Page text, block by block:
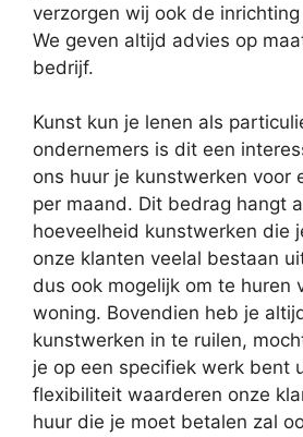
verzorgen wij ook de
We geven altijd advies op
bedrijf.
Kunst kun je lenen als
ondernemers is dit een
ons huur je kunstwerken voor
per maand. Dit bedrag hangt
hoeveelheid kunstwerken die
onze klanten veelal bestaan
dus ook mogelijk om te huren
woning. Bovendien heb je
kunstwerken in te ruilen,
je op een specifiek werk bent
flexibiliteit waarderen onze
huur die je moet betalen zal